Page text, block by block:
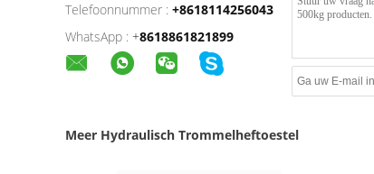
Telefoonnummer : +8618114256043
WhatsApp : +8618861821899
Meer Hydraulisch Trommelheftoestel